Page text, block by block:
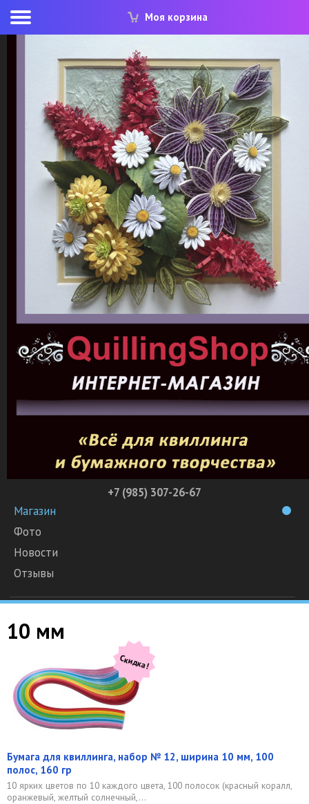
Моя корзина
+7 (985) 307-26-67
Магазин
Фото
Новости
Отзывы
10 мм
Скидка!
Бумага для квиллинга, набор № 12, ширина 10 мм, 100
полос, 160 гр
10 ярких цветов по 10 каждого цвета, 100 полосок (красный коралл,
оранжевый, желтый солнечный,...